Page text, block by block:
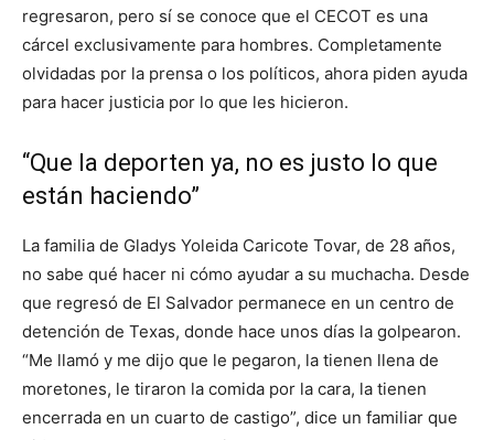
regresaron, pero sí se conoce que el CECOT es una
cárcel exclusivamente para hombres. Completamente
olvidadas por la prensa o los políticos, ahora piden ayuda
para hacer justicia por lo que les hicieron.
“Que la deporten ya, no es justo lo que
están haciendo”
La familia de Gladys Yoleida Caricote Tovar, de 28 años,
no sabe qué hacer ni cómo ayudar a su muchacha. Desde
que regresó de El Salvador permanece en un centro de
detención de Texas, donde hace unos días la golpearon.
“Me llamó y me dijo que le pegaron, la tienen llena de
moretones, le tiraron la comida por la cara, la tienen
encerrada en un cuarto de castigo”, dice un familiar que